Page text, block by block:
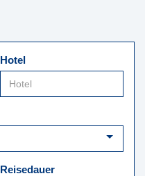
Hotel
Reisedauer